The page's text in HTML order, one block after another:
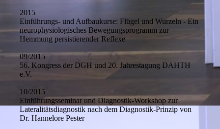
2015
Einführungs- und Aufbaukurse: Flügel und Wurzeln - Ein
neurophysiologisches Bewegungsprogramm zur
Hemmung persistierender Reflexe
09/2015
56. Kongress der DGH und 20. Jahrestagung DAHTH
e.V.
10/2015
Einführungsseminar und Diagnostik-Workshop zur
Lateralitätsdiagnostik nach dem Diagnostik-Prinzip von
Dr. Hannelore Pester